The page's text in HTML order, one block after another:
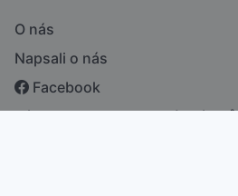
O nás
Napsali o nás
Facebook
Zásady ochrany osobních údajů